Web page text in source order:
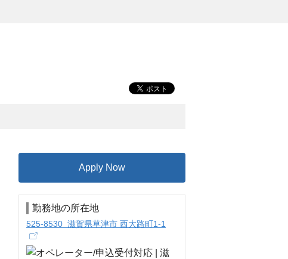
Apply Now
勤務地の所在地
525-8530 滋賀県草津市 西大路町1-1